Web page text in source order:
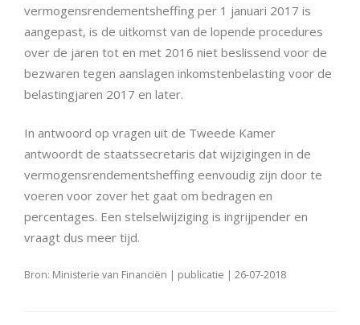
vermogensrendementsheffing per 1 januari 2017 is
aangepast, is de uitkomst van de lopende procedures
over de jaren tot en met 2016 niet beslissend voor de
bezwaren tegen aanslagen inkomstenbelasting voor de
belastingjaren 2017 en later.
In antwoord op vragen uit de Tweede Kamer
antwoordt de staatssecretaris dat wijzigingen in de
vermogensrendementsheffing eenvoudig zijn door te
voeren voor zover het gaat om bedragen en
percentages. Een stelselwijziging is ingrijpender en
vraagt dus meer tijd.
Bron: Ministerie van Financiën | publicatie | 26-07-2018